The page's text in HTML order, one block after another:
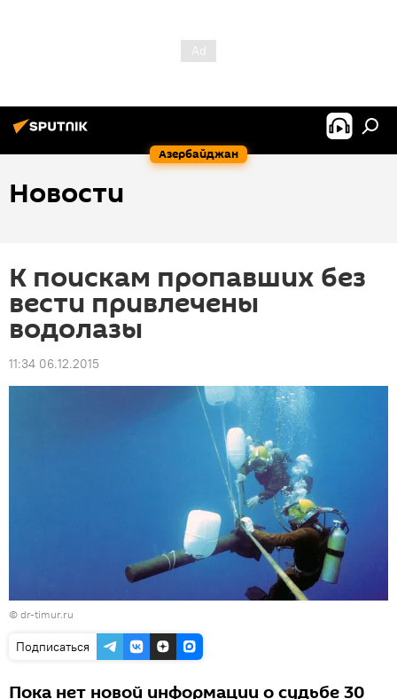
Азербайджан
Новости
К поискам пропавших без
вести привлечены
водолазы
11:34 06.12.2015
© dr-timur.ru
Подписаться
Пока нет новой информации о судьбе 30